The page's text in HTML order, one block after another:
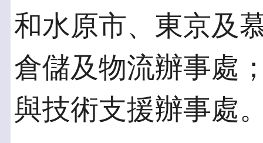
和水原市、東京及
倉儲及物流辦事處
與技術支援辦事處